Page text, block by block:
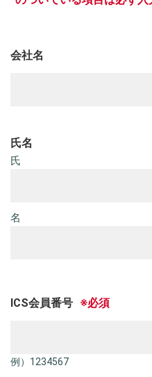
会社名
氏名
氏
名
ICS会員番号
例）1234567